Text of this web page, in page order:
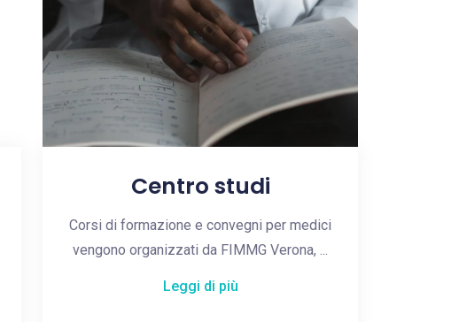
Centro studi
Corsi di formazione e convegni per medici
vengono organizzati da FIMMG Verona, ...
Leggi di più